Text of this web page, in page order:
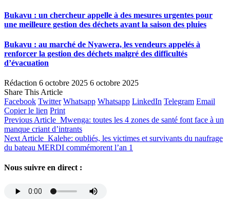
Bukavu : un chercheur appelle à des mesures urgentes pour
une meilleure gestion des déchets avant la saison des pluies
Bukavu : au marché de Nyawera, les vendeurs appelés à
renforcer la gestion des déchets malgré des difficultés
d’évacuation
Rédaction 6 octobre 2025 6 octobre 2025
Share This Article
Facebook Twitter Whatsapp Whatsapp LinkedIn Telegram Email
Copier le lien Print
Previous Article Mwenga: toutes les 4 zones de santé font face à un
manque criant d’intrants
Next Article Kalehe: oubliés, les victimes et survivants du naufrage
du bateau MERDI commémorent l’an 1
Nous suivre en direct :